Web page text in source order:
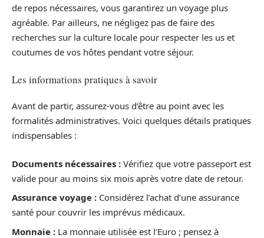
de repos nécessaires, vous garantirez un voyage plus
agréable. Par ailleurs, ne négligez pas de faire des
recherches sur la culture locale pour respecter les us et
coutumes de vos hôtes pendant votre séjour.
Les informations pratiques à savoir
Avant de partir, assurez-vous d’être au point avec les
formalités administratives. Voici quelques détails pratiques
indispensables :
Documents nécessaires : Vérifiez que votre passeport est
valide pour au moins six mois après votre date de retour.
Assurance voyage : Considérez l’achat d’une assurance
santé pour couvrir les imprévus médicaux.
Monnaie : La monnaie utilisée est l’Euro ; pensez à